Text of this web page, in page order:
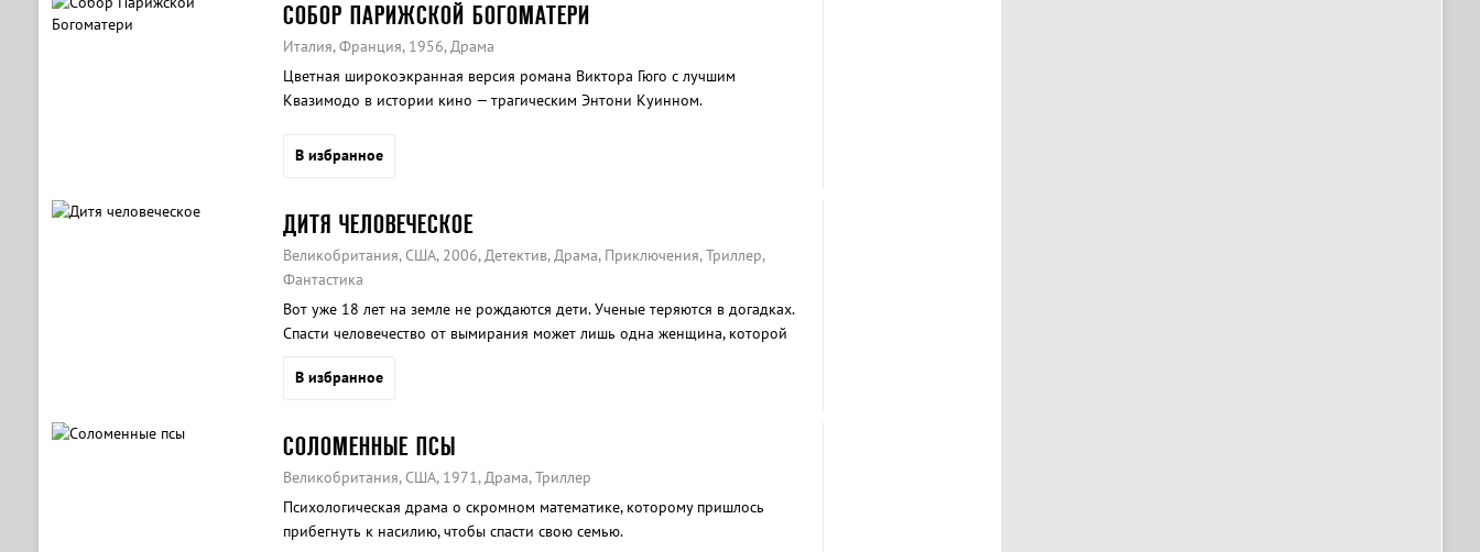
СОБОР ПАРИЖСКОЙ БОГОМАТЕРИ
Италия, Франция, 1956, Драма
Цветная широкоэкранная версия романа Виктора Гюго с лучшим
Квазимодо в истории кино — трагическим Энтони Куинном.
В избранное
ДИТЯ ЧЕЛОВЕЧЕСКОЕ
Великобритания, США, 2006, Детектив, Драма, Приключения, Триллер,
Фантастика
Вот уже 18 лет на земле не рождаются дети. Ученые теряются в догадках.
Спасти человечество от вымирания может лишь одна женщина, которой
В избранное
СОЛОМЕННЫЕ ПСЫ
Великобритания, США, 1971, Драма, Триллер
Психологическая драма о скромном математике, которому пришлось
прибегнуть к насилию, чтобы спасти свою семью.